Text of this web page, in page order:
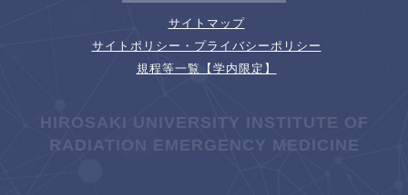
サイトマップ
サイトポリシー・プライバシーポリシー
規程等一覧【学内限定】
HIROSAKI UNIVERSITY INSTITUTE OF
RADIATION EMERGENCY MEDICINE